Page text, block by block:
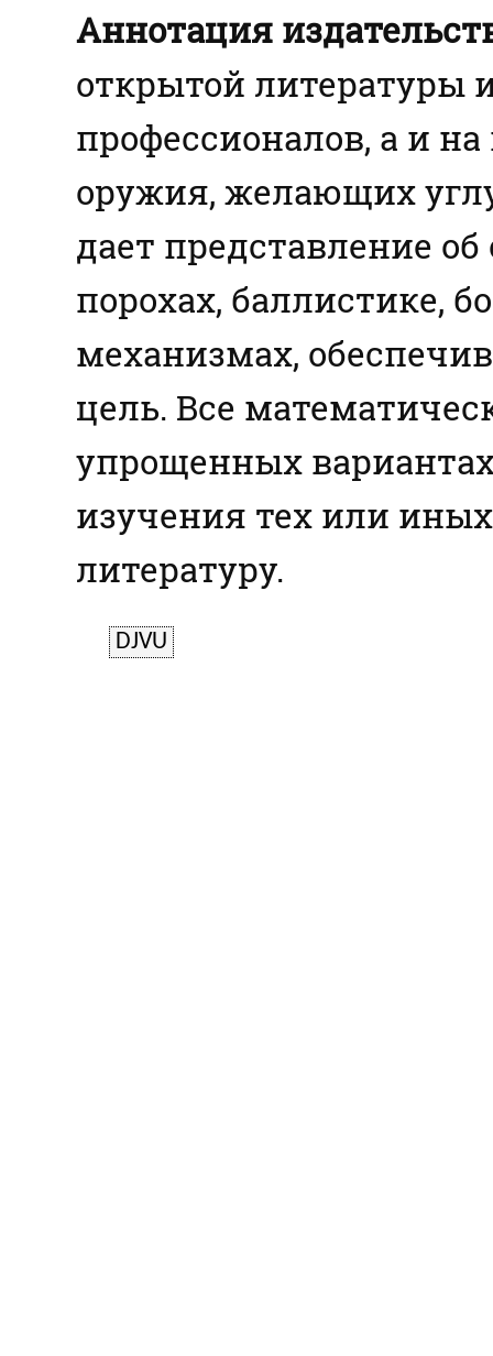
Аннотация
открытой литературы
профессионалов, а и
оружия, желающих
дает представление
порохах, баллистике,
механизмах,
цель. Все
упрощенных
изучения тех или
литературу.
DJVU